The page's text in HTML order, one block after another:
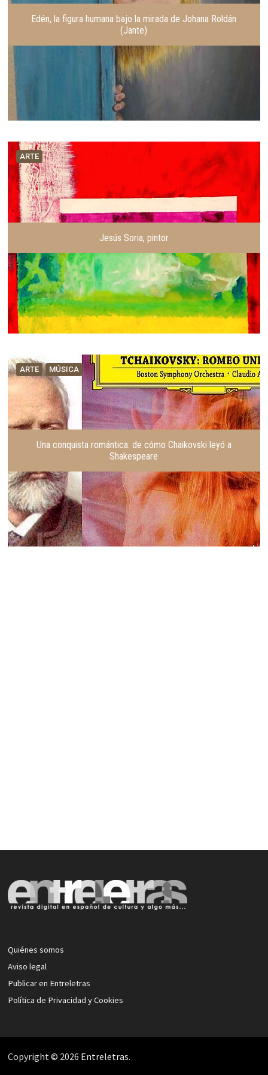
Edén, la figura humana bajo la mirada de Johana Roldán
(Jante)
ARTE
Jesús Soria, pintor
ARTE MÚSICA
Una conquista romántica: de cómo Chaikovski leyó a
Shakespeare
Quiénes somos
Aviso legal
Publicar en Entreletras
Política de Privacidad y Cookies
Copyright © 2026 Entreletras.